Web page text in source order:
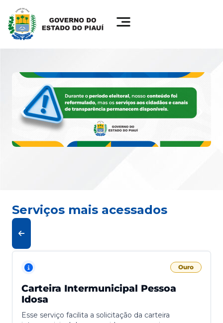
Serviços mais acessados
Ouro
Carteira Intermunicipal Pessoa
Idosa
Esse serviço facilita a solicitação da carteira